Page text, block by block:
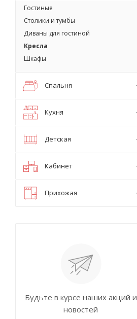
Гостиные
Столики и тумбы
Диваны для гостиной
Кресла
Шкафы
Спальня
Кухня
Детская
Кабинет
Прихожая
Будьте в курсе наших акций и
новостей